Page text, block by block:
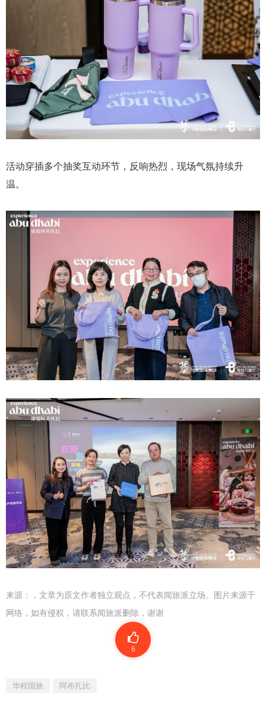
活动穿插多个抽奖互动环节，反响热烈，现场气氛持续升
温。
来源：
，文章为原文作者独立观点，不代表闻旅派立场。图片来源于
网络，如有侵权，请联系闻旅派删除，谢谢
6
华程国旅 阿布扎比